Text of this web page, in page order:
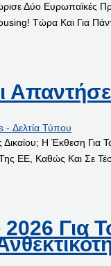
Δύο Ευρωπαϊκές
Τώρα Και Για
- Δελτία Τύπου
Δικαίου; Η Έκθεση
ΕΕ, Καθώς Και Σε
Για